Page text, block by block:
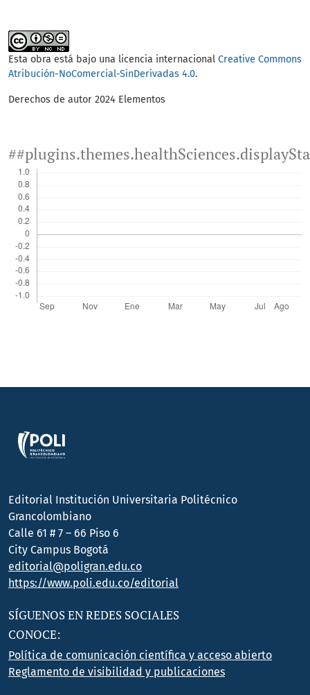
Esta obra está bajo una licencia internacional Creative Commons
Atribución-NoComercial-SinDerivadas 4.0.
Derechos de autor 2024 Elementos
Editorial Institución Universitaria Politécnico
Grancolombiano
Calle 61 # 7 – 66 Piso 6
City Campus Bogotá
editorial@poligran.edu.co
https://www.poli.edu.co/editorial
SÍGUENOS EN REDES SOCIALES
CONOCE:
Política de comunicación científica y acceso abierto
Reglamento de visibilidad y publicaciones